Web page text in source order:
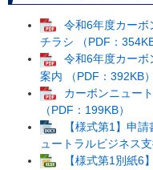
令和6年度カーボ
チラシ （PDF：354KB
令和6年度カーボ
案内 （PDF：392KB）
カーボンニュー
（PDF：199KB）
【様式第1】申
ュートラルビジネス
【様式第1別紙6